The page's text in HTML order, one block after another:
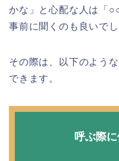
かな」と心配な人は「
事前に聞くのも良いでし
その際は、以下のよう
できます。
呼ぶ際